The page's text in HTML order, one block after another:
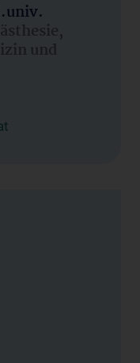
und